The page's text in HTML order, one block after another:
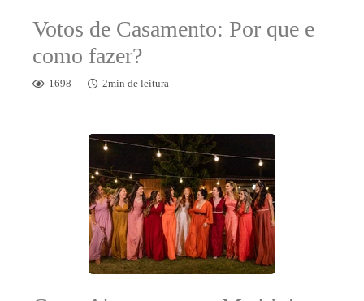
Votos de Casamento: Por que e
como fazer?
1698 2min de leitura